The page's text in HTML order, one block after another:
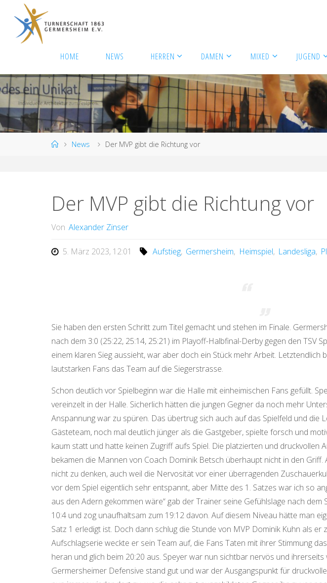
Inhalt
springen
HOME NEWS HERREN DAMEN MIXED JUGEND
StartNews Der MVP gibt die Richtung vor
Der MVP gibt die Richtung vor
Von Alexander Zinser
5. März 2023, 12:01 Aufstieg, Germersheim, Heimspiel, Landesliga,
Sie haben den ersten Schritt zum Titel gemacht und stehen im Finale.
nach dem 3:0 (25:22, 25:14, 25:21) im Playoff-Halbfinal-Derby gegen den TSV
einem klaren Sieg aussieht, war aber doch ein Stück mehr Arbeit. Letztendlich
lautstarken Fans das Team auf die Siegerstrasse.
Schon deutlich vor Spielbeginn war die Halle mit einheimischen Fans gefüllt.
vereinzelt in der Halle. Sicherlich hätten die jungen Gegner da noch mehr
Anspannung war zu spüren. Das übertrug sich auch auf das Spielfeld und die
Gästeteam, noch mal deutlich jünger als die Gastgeber, spielte forsch und
kaum statt und hatte keinen Zugriff aufs Spiel. Die platzierten und druckvollen
bekamen die Mannen von Coach Dominik Betsch überhaupt nicht in den
nicht zu denken, auch weil die Nervosität vor einer überragenden
vor dem Spiel eigentlich sehr entspannt, aber Mitte des 1. Satzes war ich so
aus den Adern gekommen wäre“ gab der Trainer seine Gefühlslage nach dem
10:4 und zog unaufhaltsam zum 19:12 davon. Auf diesem Niveau hätte man
Satz 1 erledigt ist. Doch dann schlug die Stunde von MVP Dominik Kuhn als er
Aufschlagserie weckte er sein Team auf, die Fans Taten mit ihrer Stimmung
heran und glich beim 20:20 aus. Speyer war nun sichtbar nervös und
Germersheimer Defensive stand gut und war der Ausgangspunkt für